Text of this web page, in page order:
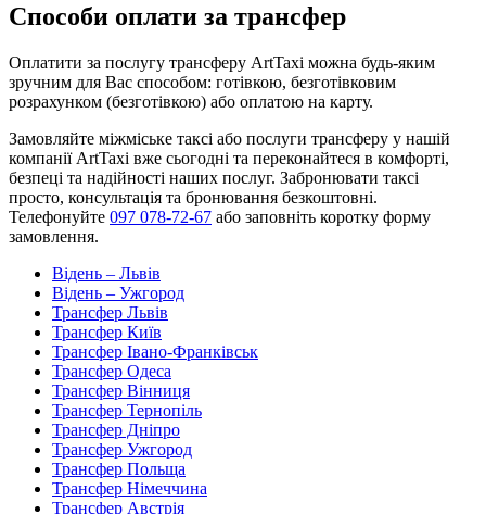
Способи оплати за трансфер
Оплатити за послугу трансферу ArtTaxi можна будь-яким
зручним для Вас способом: готівкою, безготівковим
розрахунком (безготівкою) або оплатою на карту.
Замовляйте міжміське таксі або послуги трансферу у нашій
компанії ArtTaxi вже сьогодні та переконайтеся в комфорті,
безпеці та надійності наших послуг. Забронювати таксі
просто, консультація та бронювання безкоштовні.
Телефонуйте 097 078-72-67 або заповніть коротку форму
замовлення.
Відень – Львів
Відень – Ужгород
Трансфер Львів
Трансфер Київ
Трансфер Івано-Франківськ
Трансфер Одеса
Трансфер Вінниця
Трансфер Тернопіль
Трансфер Дніпро
Трансфер Ужгород
Трансфер Польща
Трансфер Німеччина
Трансфер Австрія